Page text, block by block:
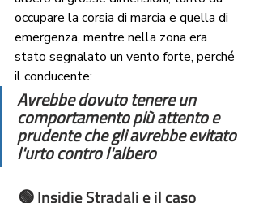
occupare la corsia di marcia e quella di
emergenza, mentre nella zona era
stato segnalato un vento forte, perché
il conducente:
Avrebbe dovuto tenere un
comportamento più attento e
prudente che gli avrebbe evitato
l'urto contro l'albero